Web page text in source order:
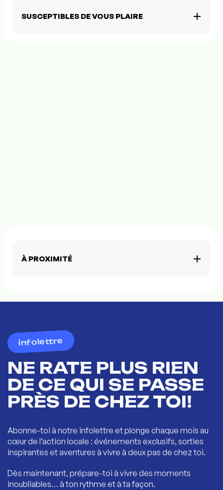
SUSCEPTIBLES DE VOUS PLAIRE
À PROXIMITÉ
infolettre
NE RATE PLUS RIEN
DE CE QUI SE PASSE
PRÈS DE CHEZ TOI!
Abonne-toi à notre infolettre et plonge chaque mois au
cœur de l’action locale : événements exclusifs, sorties
inspirantes et aventures à vivre à deux pas de chez toi.
Dès maintenant, prépare-toi à vivre des moments
inoubliables… à ton rythme et à ta façon.